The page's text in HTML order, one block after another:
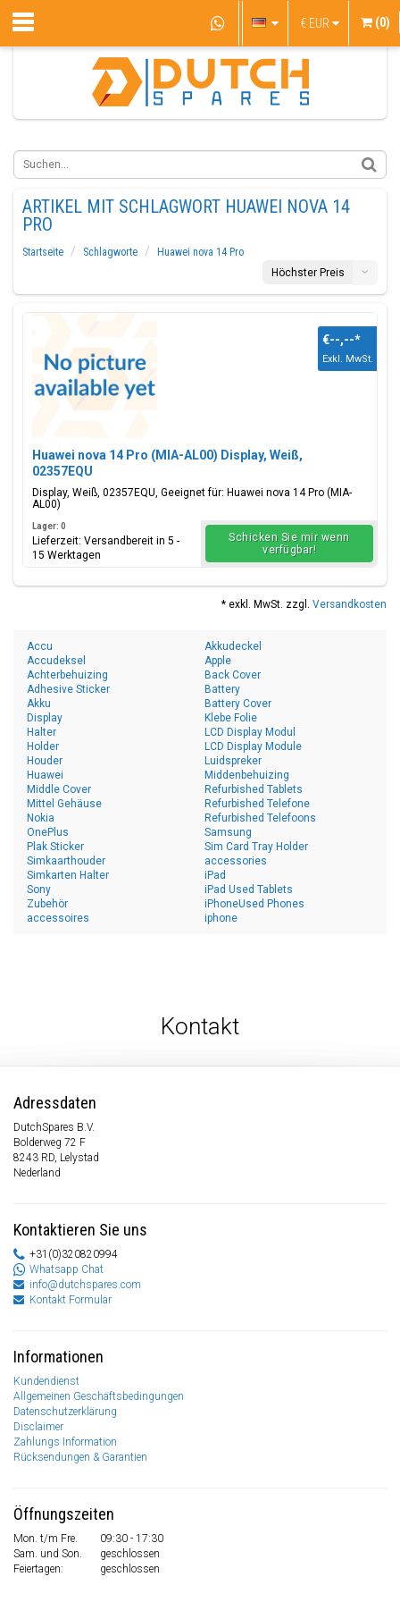
€ EUR (0)
ARTIKEL MIT SCHLAGWORT HUAWEI NOVA 14
PRO
Startseite Schlagworte
Huawei nova 14 Pro
Höchster Preis
Huawei nova 14 Pro (MIA-AL00) Display, Weiß,
02357EQU
Display, Weiß, 02357EQU, Geeignet für: Huawei nova 14 Pro (MIA-
AL00)
€--,--*
Exkl. MwSt.
Lager: 0
Lieferzeit: Versandbereit in 5 -
15 Werktagen
Schicken Sie mir wenn
verfügbar!
* exkl. MwSt. zzgl. Versandkosten
Accu
Accudeksel
Achterbehuizing
Adhesive Sticker
Akku
Akkudeckel
Apple
Back Cover
Battery
Battery Cover
Display
Halter
Holder
Houder
Huawei
Klebe Folie
LCD Display Modul
LCD Display Module
Luidspreker
Middenbehuizing
Middle Cover
Mittel Gehäuse
Nokia
OnePlus
Plak Sticker
Refurbished Tablets
Refurbished Telefone
Refurbished Telefoons
Samsung
Sim Card Tray Holder
Simkaarthouder
Simkarten Halter
Sony
Zubehör
accessoires
accessories
iPad
iPad Used Tablets
iPhoneUsed Phones
iphone
Kontakt
Adressdaten
DutchSpares B.V.
Bolderweg 72 F
8243 RD, Lelystad
Nederland
Kontaktieren Sie uns
+31(0)320820994
Whatsapp Chat
info@dutchspares.com
Kontakt Formular
Informationen
Kundendienst
Allgemeinen Geschäftsbedingungen
Datenschutzerklärung
Disclaimer
Zahlungs Information
Rücksendungen & Garantien
Öffnungszeiten
Mon. t/m Fre.
09:30 - 17:30
Sam. und Son.
geschlossen
Feiertagen:
geschlossen